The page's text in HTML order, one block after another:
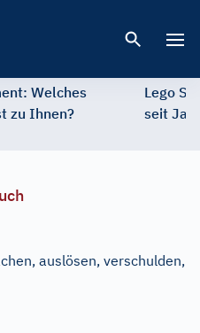
Welches
zu Ihnen?
Lego
seit
auslösen, verschulden,